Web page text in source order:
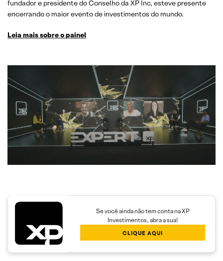
fundador e presidente do Conselho da XP Inc, esteve presente
encerrando o maior evento de investimentos do mundo.
Leia mais sobre opainel
Se você ainda não tem conta na XP
Investimentos, abra a sua!
CLIQUE AQUI